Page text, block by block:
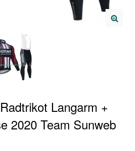
Langarm +
2020 Team Sunweb